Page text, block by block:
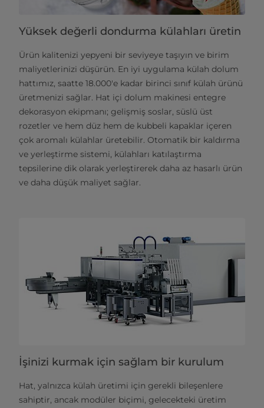
Yüksek değerli dondurma külahları üretin
Ürün kalitenizi yepyeni bir seviyeye taşıyın ve birim
maliyetlerinizi düşürün. En iyi uygulama külah dolum
hattımız, saatte 18.000'e kadar birinci sınıf külah ürünü
üretmenizi sağlar. Hat içi dolum makinesi entegre
dekorasyon ekipmanı; gelişmiş soslar, süslü üst
rozetler ve hem düz hem de kubbeli kapaklar içeren
çok aromalı külahlar üretebilir. Otomatik bir kaldırma
ve yerleştirme sistemi, külahları katılaştırma
tepsilerine dik olarak yerleştirerek daha az hasarlı ürün
ve daha düşük maliyet sağlar.
İşinizi kurmak için sağlam bir kurulum
Hat, yalnızca külah üretimi için gerekli bileşenlere
sahiptir, ancak modüler biçimi, gelecekteki üretim